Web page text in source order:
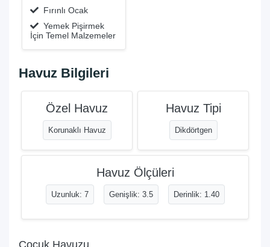
Fırınlı Ocak
Yemek Pişirmek
İçin Temel Malzemeler
Havuz Bilgileri
Özel Havuz
Korunaklı Havuz
Havuz Tipi
Dikdörtgen
Havuz Ölçüleri
Uzunluk: 7 Genişlik: 3.5 Derinlik: 1.40
Çocuk Havuzu